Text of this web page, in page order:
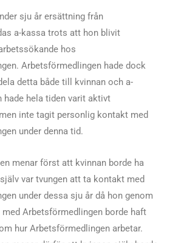
sju år ersättning från
a-kassa trots att hon blivit
hos
Arbetsförmedlingen hade dock
detta både till kvinnan och a-
hade hela tiden varit aktivt
inte tagit personlig kontakt med
under denna tid.
menar först att kvinnan borde ha
var tvungen att ta kontakt med
under dessa sju år då hon genom
Arbetsförmedlingen borde haft
hur Arbetsförmedlingen arbetar.